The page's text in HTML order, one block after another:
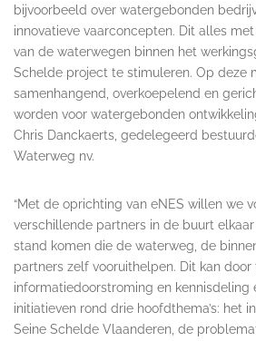
bijvoorbeeld over watergebonden
innovatieve vaarconcepten. Dit alles
van de waterwegen binnen het
Schelde project te stimuleren. Op deze
samenhangend, overkoepelend en
worden voor watergebonden
Chris Danckaerts, gedelegeerd
Waterweg nv.
“Met de oprichting van eNES willen we
verschillende partners in de buurt
stand komen die de waterweg, de
partners zelf vooruithelpen. Dit kan door
informatiedoorstroming en kennisdeling
initiatieven rond drie hoofdthema’s: het
Seine Schelde Vlaanderen, de